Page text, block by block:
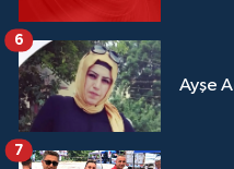
Ayşe
6
7